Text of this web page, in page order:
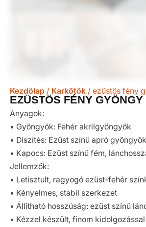
Kezdőlap / Karkötők / ezüstös fény
EZÜSTÖS FÉNY
Anyagok:
• Gyöngyök: Fehér akrilgyöngyök
• Díszítés: Ezüst színű apró gyöngyök
• Kapocs: Ezüst színű fém,
Jellemzők:
• Letisztult, ragyogó ezüst-fehér
• Kényelmes, stabil szerkezet
• Állítható hosszúság: ezüst színű
• Kézzel készült, finom kidolgozással